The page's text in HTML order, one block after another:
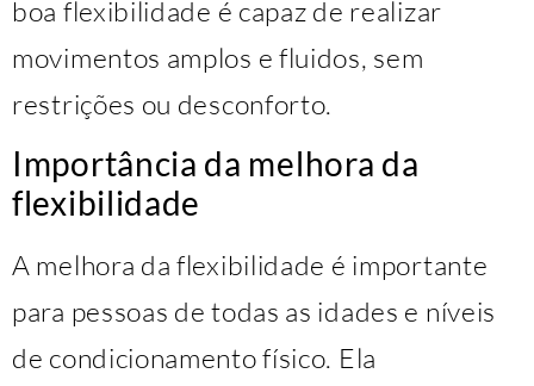
boa flexibilidade é capaz de realizar
movimentos amplos e fluidos, sem
restrições ou desconforto.
Importância da melhora da
flexibilidade
A melhora da flexibilidade é importante
para pessoas de todas as idades e níveis
de condicionamento físico. Ela